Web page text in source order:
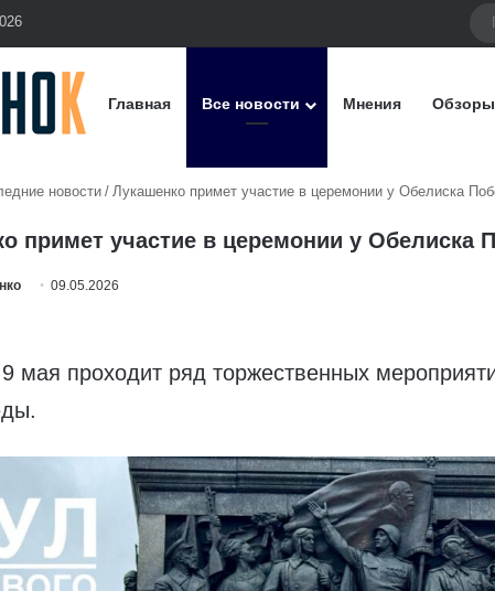
Главная Все новости Мнения Обзоры
новости/ Лукашенко примет участие в церемонии у Обелиска
примет участие в церемонии у Обелиска
09.05.2026
мая проходит ряд торжественных